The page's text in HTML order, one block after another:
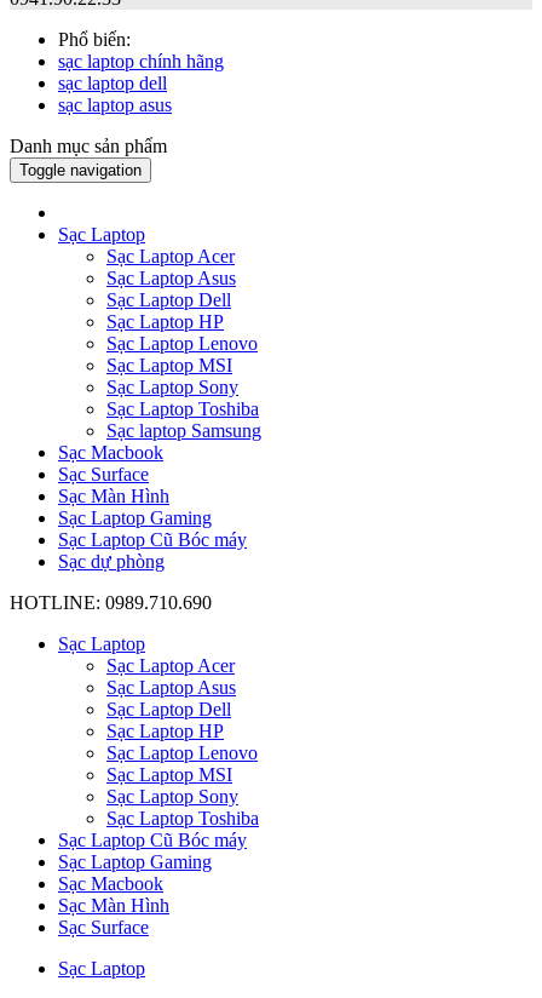
Phổ biến:
sạc laptop chính hãng
sạc laptop dell
sạc laptop asus
Danh mục sản phẩm
Toggle navigation
Sạc Laptop
Sạc Laptop Acer
Sạc Laptop Asus
Sạc Laptop Dell
Sạc Laptop HP
Sạc Laptop Lenovo
Sạc Laptop MSI
Sạc Laptop Sony
Sạc Laptop Toshiba
Sạc laptop Samsung
Sạc Macbook
Sạc Surface
Sạc Màn Hình
Sạc Laptop Gaming
Sạc Laptop Cũ Bóc máy
Sạc dự phòng
HOTLINE: 0989.710.690
Sạc Laptop
Sạc Laptop Acer
Sạc Laptop Asus
Sạc Laptop Dell
Sạc Laptop HP
Sạc Laptop Lenovo
Sạc Laptop MSI
Sạc Laptop Sony
Sạc Laptop Toshiba
Sạc Laptop Cũ Bóc máy
Sạc Laptop Gaming
Sạc Macbook
Sạc Màn Hình
Sạc Surface
Sạc Laptop